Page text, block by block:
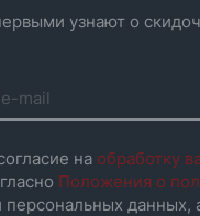
узнают о
на обработку
Положения о
персональных данных,